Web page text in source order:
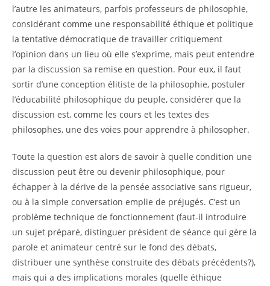
l’autre les animateurs, parfois professeurs de philosophie,
considérant comme une responsabilité éthique et politique
la tentative démocratique de travailler critiquement
l’opinion dans un lieu où elle s’exprime, mais peut entendre
par la discussion sa remise en question. Pour eux, il faut
sortir d’une conception élitiste de la philosophie, postuler
l’éducabilité philosophique du peuple, considérer que la
discussion est, comme les cours et les textes des
philosophes, une des voies pour apprendre à philosopher.
Toute la question est alors de savoir à quelle condition une
discussion peut être ou devenir philosophique, pour
échapper à la dérive de la pensée associative sans rigueur,
ou à la simple conversation emplie de préjugés. C’est un
problème technique de fonctionnement (faut-il introduire
un sujet préparé, distinguer président de séance qui gère la
parole et animateur centré sur le fond des débats,
distribuer une synthèse construite des débats précédents?),
mais qui a des implications morales (quelle éthique